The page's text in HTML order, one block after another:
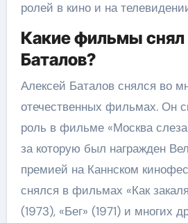
ролей в кино и на
Какие фильмы снял
Баталов?
Алексей Баталов снялся во
отечественных фильмах. Он
роль в фильме «Москва
за которую был награжден
премией на Каннском
снялся в фильмах «Как
(1973), «Бег» (1971) и многих